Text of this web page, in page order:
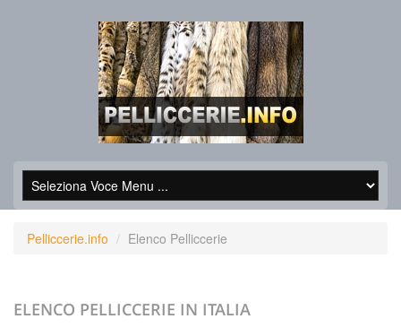
Pelliccerie.info Elenco Pelliccerie
ELENCO PELLICCERIE IN ITALIA